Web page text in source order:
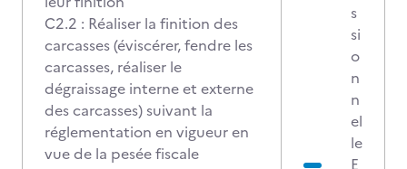
C2.2 : Réaliser la finition des
carcasses (éviscérer, fendre les
carcasses, réaliser le
dégraissage interne et externe
des carcasses) suivant la
réglementation en vigueur en
vue de la pesée fiscale
s
si
o
n
n
el
le
E